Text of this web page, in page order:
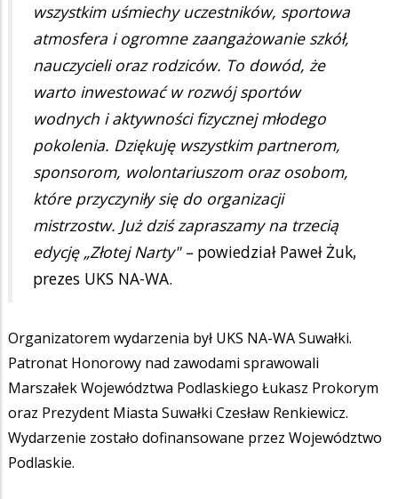
wszystkim uśmiechy uczestników, sportowa
atmosfera i ogromne zaangażowanie szkół,
nauczycieli oraz rodziców. To dowód, że
warto inwestować w rozwój sportów
wodnych i aktywności fizycznej młodego
pokolenia. Dziękuję wszystkim partnerom,
sponsorom, wolontariuszom oraz osobom,
które przyczyniły się do organizacji
mistrzostw. Już dziś zapraszamy na trzecią
edycję „Złotej Narty" – powiedział Paweł Żuk,
prezes UKS NA-WA.
Organizatorem wydarzenia był UKS NA-WA Suwałki.
Patronat Honorowy nad zawodami sprawowali
Marszałek Województwa Podlaskiego Łukasz Prokorym
oraz Prezydent Miasta Suwałki Czesław Renkiewicz.
Wydarzenie zostało dofinansowane przez Województwo
Podlaskie.